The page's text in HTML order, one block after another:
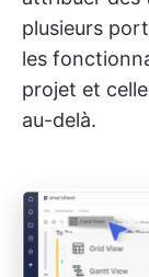
plusieurs
les
projet et
au-delà.